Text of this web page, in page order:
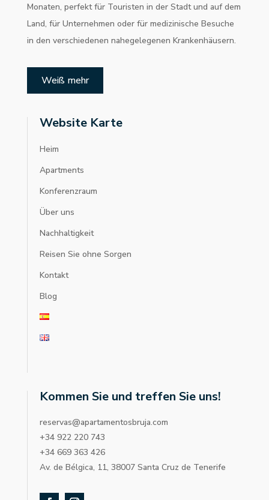
Monaten, perfekt für Touristen in der Stadt und auf dem
Land, für Unternehmen oder für medizinische Besuche
in den verschiedenen nahegelegenen Krankenhäusern.
Weiß mehr
Website Karte
Heim
Apartments
Konferenzraum
Über uns
Nachhaltigkeit
Reisen Sie ohne Sorgen
Kontakt
Blog
Kommen Sie und treffen Sie uns!
reservas@apartamentosbruja.com
+34 922 220 743
+34 669 363 426
Av. de Bélgica, 11, 38007 Santa Cruz de Tenerife